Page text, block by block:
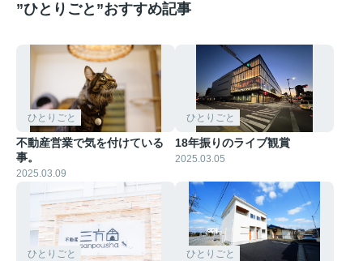
”ひとりごと”おすすめ記事
ひとりごと
不動産営業で気を付けている
事。
2025.03.09
ひとりごと
18年振りのライブ観賞
2025.03.05
ひとりごと ひとりごと